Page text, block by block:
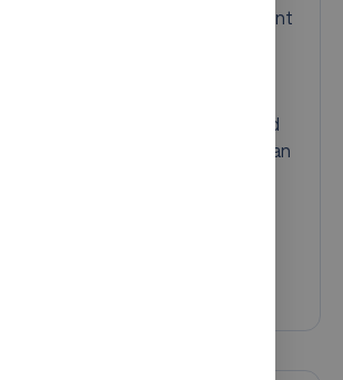
Grid ist das strukturelle Fundament
besteht aus einem robusten,
Aluminiumrahmen, in dem die
gestapelt werden, um
zu erreichen. Das Grid
flexibel konfigurierbar, lässt sich an
Gebäudelayouts anpassen, in
integrieren und bei
Wachstum erweitern.